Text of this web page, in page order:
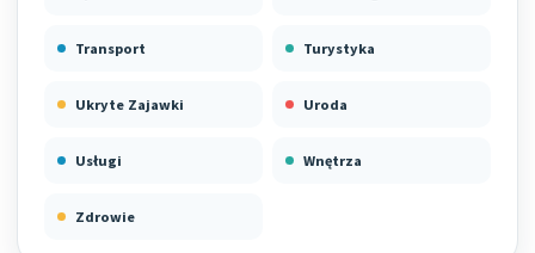
Transport Turystyka
Ukryte Zajawki Uroda
Usługi Wnętrza
Zdrowie